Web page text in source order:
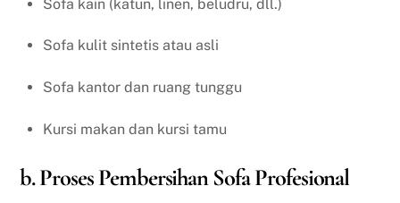
Sofa kain (katun, linen, beludru, dll.)
Sofa kulit sintetis atau asli
Sofa kantor dan ruang tunggu
Kursi makan dan kursi tamu
b. Proses Pembersihan Sofa Profesional